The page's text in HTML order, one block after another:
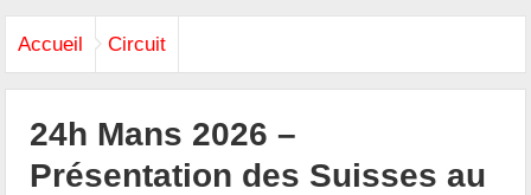
Accueil Circuit
24h Mans 2026 –
Présentation des Suisses au